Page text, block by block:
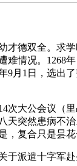
德双全。求
情况。1268
月1日，选出
大公会议（
突然患病不
复合只是昙花
派遣十字军